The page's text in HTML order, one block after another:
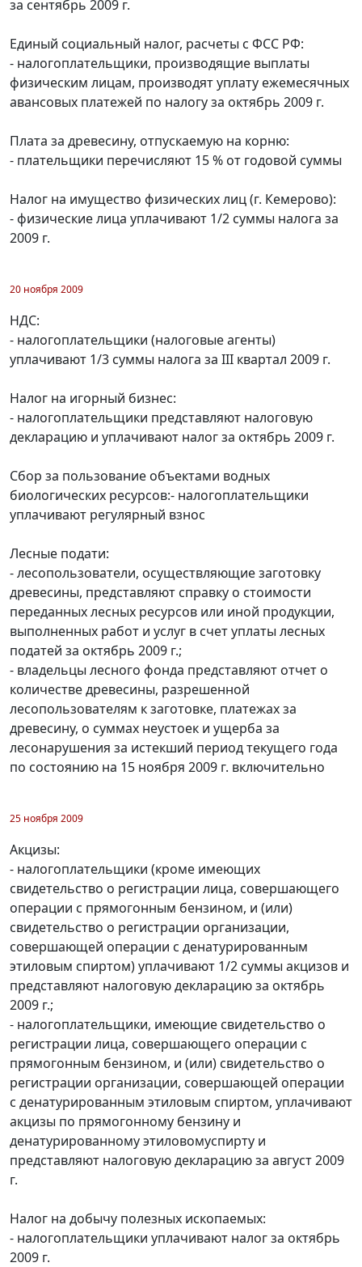
за сентябрь 2009 г.
Единый социальный налог, расчеты с ФСС РФ:
- налогоплательщики, производящие выплаты
физическим лицам, производят уплату ежемесячных
авансовых платежей по налогу за октябрь 2009 г.
Плата за древесину, отпускаемую на корню:
- плательщики перечисляют 15 % от годовой суммы
Налог на имущество физических лиц (г. Кемерово):
- физические лица уплачивают 1/2 суммы налога за
2009 г.
20 ноября 2009
НДС:
- налогоплательщики (налоговые агенты)
уплачивают 1/3 суммы налога за III квартал 2009 г.
Налог на игорный бизнес:
- налогоплательщики представляют налоговую
декларацию и уплачивают налог за октябрь 2009 г.
Сбор за пользование объектами водных
биологических ресурсов:- налогоплательщики
уплачивают регулярный взнос
Лесные подати:
- лесопользователи, осуществляющие заготовку
древесины, представляют справку о стоимости
переданных лесных ресурсов или иной продукции,
выполненных работ и услуг в счет уплаты лесных
податей за октябрь 2009 г.;
- владельцы лесного фонда представляют отчет о
количестве древесины, разрешенной
лесопользователям к заготовке, платежах за
древесину, о суммах неустоек и ущерба за
лесонарушения за истекший период текущего года
по состоянию на 15 ноября 2009 г. включительно
25 ноября 2009
Акцизы:
- налогоплательщики (кроме имеющих
свидетельство о регистрации лица, совершающего
операции с прямогонным бензином, и (или)
свидетельство о регистрации организации,
совершающей операции с денатурированным
этиловым спиртом) уплачивают 1/2 суммы акцизов и
представляют налоговую декларацию за октябрь
2009 г.;
- налогоплательщики, имеющие свидетельство о
регистрации лица, совершающего операции с
прямогонным бензином, и (или) свидетельство о
регистрации организации, совершающей операции
с денатурированным этиловым спиртом, уплачивают
акцизы по прямогонному бензину и
денатурированному этиловомуспирту и
представляют налоговую декларацию за август 2009
г.
Налог на добычу полезных ископаемых:
- налогоплательщики уплачивают налог за октябрь
2009 г.